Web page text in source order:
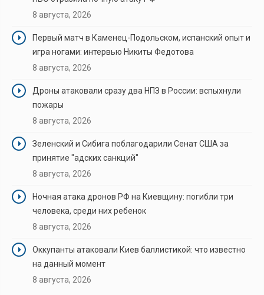
8 августа, 2026
Первый матч в Каменец-Подольском, испанский опыт и
игра ногами: интервью Никиты Федотова
8 августа, 2026
Дроны атаковали сразу два НПЗ в России: вспыхнули
пожары
8 августа, 2026
Зеленский и Сибига поблагодарили Сенат США за
принятие "адских санкций"
8 августа, 2026
Ночная атака дронов РФ на Киевщину: погибли три
человека, среди них ребенок
8 августа, 2026
Оккупанты атаковали Киев баллистикой: что известно
на данный момент
8 августа, 2026